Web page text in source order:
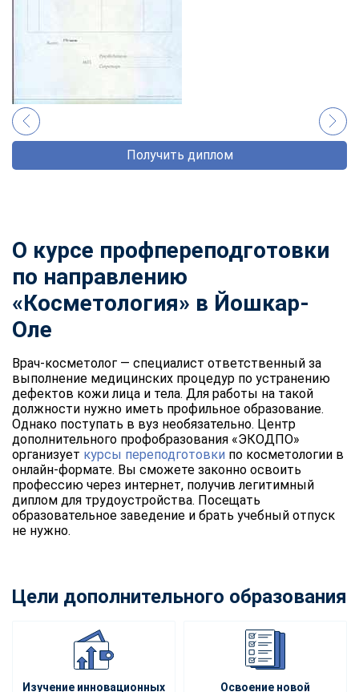
Получить диплом
О курсе профпереподготовки
по направлению
«Косметология» в Йошкар-
Оле
Врач-косметолог — специалист ответственный за
выполнение медицинских процедур по устранению
дефектов кожи лица и тела. Для работы на такой
должности нужно иметь профильное образование.
Однако поступать в вуз необязательно. Центр
дополнительного профобразования «ЭКОДПО»
организует курсы переподготовки по косметологии в
онлайн-формате. Вы сможете законно освоить
профессию через интернет, получив легитимный
диплом для трудоустройства. Посещать
образовательное заведение и брать учебный отпуск
не нужно.
Цели дополнительного образования
Изучение инновационных
Освоение новой